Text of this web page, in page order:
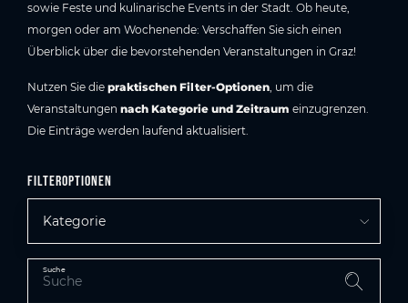
sowie Feste und kulinarische Events in der Stadt. Ob heute,
morgen oder am Wochenende: Verschaffen Sie sich einen
Überblick über die bevorstehenden Veranstaltungen in Graz!
Nutzen Sie die praktischen Filter-Optionen , um die
Veranstaltungen nach Kategorie und Zeitraum einzugrenzen.
Die Einträge werden laufend aktualisiert.
Filteroptionen
Kategorie
Suche